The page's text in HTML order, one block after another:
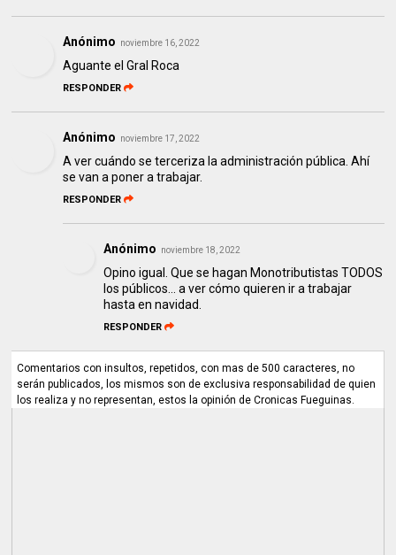
Anónimo noviembre 16, 2022
Aguante el Gral Roca
RESPONDER
Anónimo noviembre 17, 2022
A ver cuándo se terceriza la administración pública. Ahí
se van a poner a trabajar.
RESPONDER
Anónimo noviembre 18, 2022
Opino igual. Que se hagan Monotributistas TODOS
los públicos... a ver cómo quieren ir a trabajar
hasta en navidad.
RESPONDER
Comentarios con insultos, repetidos, con mas de 500 caracteres, no
serán publicados, los mismos son de exclusiva responsabilidad de quien
los realiza y no representan, estos la opinión de Cronicas Fueguinas.